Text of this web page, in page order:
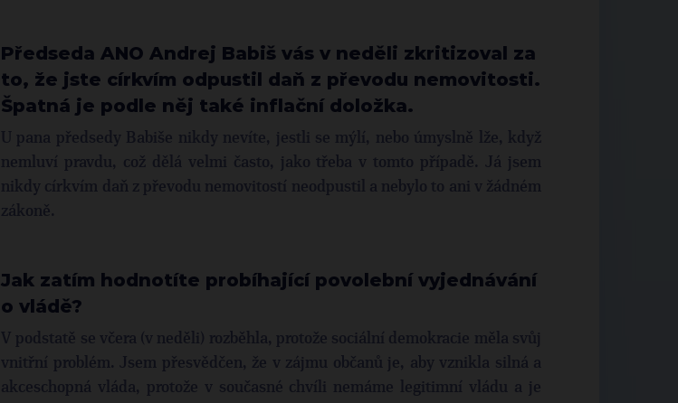
Předseda ANO Andrej Babiš vás v neděli zkritizoval za
to, že jste církvím odpustil daň z převodu nemovitosti.
Špatná je podle něj také inflační doložka.
U pana předsedy Babiše nikdy nevíte, jestli se mýlí, nebo úmyslně lže, když
nemluví pravdu, což dělá velmi často, jako třeba v tomto případě. Já jsem
nikdy církvím daň z převodu nemovitostí neodpustil a nebylo to ani v žádném
zákoně.
Jak zatím hodnotíte probíhající povolební vyjednávání
o vládě?
V podstatě se včera (v neděli) rozběhla, protože sociální demokracie měla svůj
vnitřní problém. Jsem přesvědčen, že v zájmu občanů je, aby vznikla silná a
akceschopná vláda, protože v současné chvíli nemáme legitimní vládu a je